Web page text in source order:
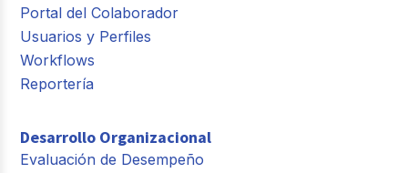
Portal del Colaborador
Usuarios y Perfiles
Workflows
Reportería
Desarrollo Organizacional
Evaluación de Desempeño